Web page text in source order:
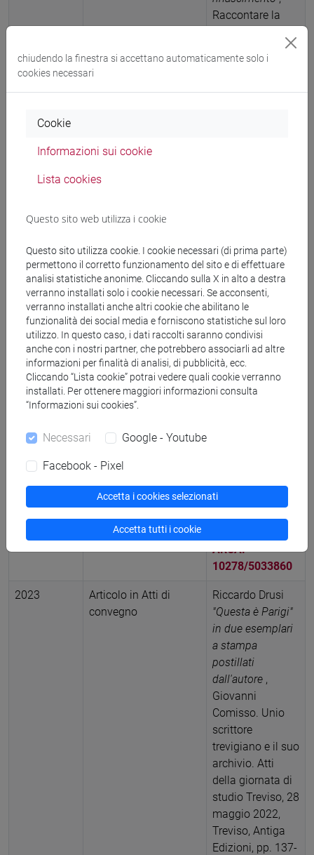
Raccontare la
peste e la
2023 Articolo su libro
Riccardo Drusi
Poliziano, Albiera,
la febbre e i leoni
, «L’umanesimo
della parola»
Studi di
italianistica in
memoria di
Attilio Bettinzoli a
82 (ISBN 978-88-
ARCA:
10278/5033860
2023
Articolo in Atti di
convegno
Riccardo Drusi
"Questa è Parigi"
in due esemplari
a stampa
postillati
dall'autore ,
Giovanni
Comisso. Unio
scrittore
trevigiano e il suo
archivio. Atti
della giornata di
studio Treviso, 28
maggio 2022,
Treviso, Antiga
Edizioni, pp. 137-
chiudendo la finestra si accettano automaticamente solo i
cookies necessari
Cookie
Informazioni sui cookie
Lista cookies
Questo sito web utilizza i cookie
Questo sito utilizza cookie. I cookie necessari (di prima parte)
permettono il corretto funzionamento del sito e di effettuare
analisi statistiche anonime. Cliccando sulla X in alto a destra
verranno installati solo i cookie necessari. Se acconsenti,
verranno installati anche altri cookie che abilitano le
funzionalità dei social media e forniscono statistiche sul loro
utilizzo. In questo caso, i dati raccolti saranno condivisi
anche con i nostri partner, che potrebbero associarli ad altre
informazioni per finalità di analisi, di pubblicità, ecc.
Cliccando “Lista cookie” potrai vedere quali cookie verranno
installati. Per ottenere maggiori informazioni consulta
“Informazioni sui cookies”.
Necessari Google - Youtube
Facebook - Pixel
Accetta i cookies selezionati
Accetta tutti i cookie